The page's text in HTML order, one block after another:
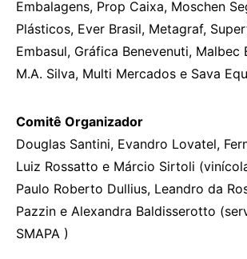
Embalagens, Prop Caixa, Moschen
Plásticos, Ever Brasil, Metagraf,
Embasul, Gráfica Benevenuti, Malbec
M.A. Silva, Multi Mercados e Sava
Comitê Organizador
Douglas Santini, Evandro Lovatel,
Luiz Rossatto e Márcio Sirtoli
Paulo Roberto Dullius, Leandro da
Pazzin e Alexandra Baldisserotto
SMAPA )